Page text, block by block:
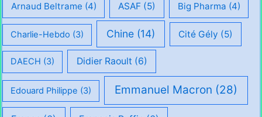
Arnaud Beltrame (4) ASAF (5) Big Pharma (4)
Charlie-Hebdo (3) Chine (14) Cité Gély (5)
DAECH (3) Didier Raoult (6)
Edouard Philippe (3) Emmanuel Macron (28)